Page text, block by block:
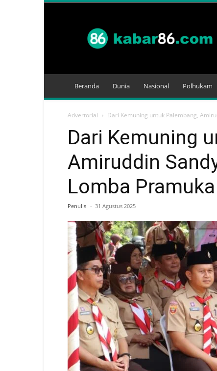
Beranda Dunia Nasional Polhukam
Advertorial Dari Kemuning untuk Palembang,
Dari Kemuning
Amiruddin
Lomba Pramuka
Penulis - 31 Agustus 2025